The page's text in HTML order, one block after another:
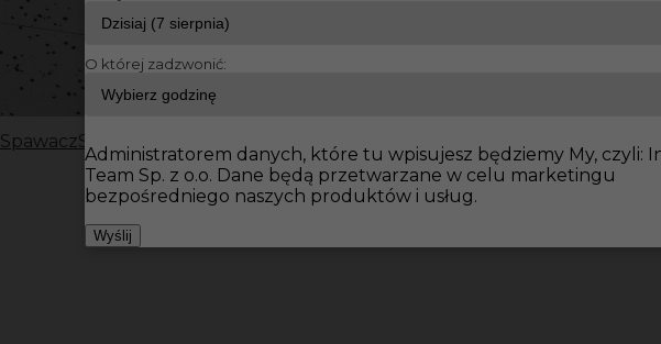
SpawaczSpawacz praca Niemcy bez języka
O której zadzwonić:
Administratorem danych, które tu wpisujesz będziemy My, czyli:
Team Sp. z o.o. Dane będą przetwarzane w celu marketingu
bezpośredniego naszych produktów i usług.
Wyślij